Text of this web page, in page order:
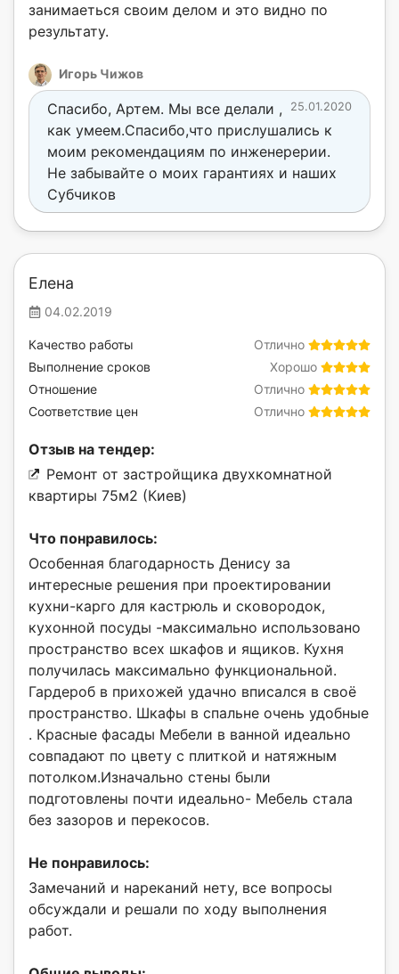
занимаеться своим делом и это видно по
результату.
Игорь Чижов
25.01.2020
Спасибо, Артем. Мы все делали ,
как умеем.Спасибо,что прислушались к
моим рекомендациям по инженерерии.
Не забывайте о моих гарантиях и наших
Субчиков
Елена
04.02.2019
Отлично
Качество работы
Хорошо
Выполнение сроков
Отлично
Отношение
Отлично
Соответствие цен
Отзыв на тендер:
Ремонт от застройщика двухкомнатной
квартиры 75м2 (Киев)
Что понравилось:
Особенная благодарность Денису за
интересные решения при проектировании
кухни-карго для кастрюль и сковородок,
кухонной посуды -максимально использовано
пространство всех шкафов и ящиков. Кухня
получилась максимально функциональной.
Гардероб в прихожей удачно вписался в своё
пространство. Шкафы в спальне очень удобные
. Красные фасады Мебели в ванной идеально
совпадают по цвету с плиткой и натяжным
потолком.Изначально стены были
подготовлены почти идеально- Мебель стала
без зазоров и перекосов.
Не понравилось:
Замечаний и нареканий нету, все вопросы
обсуждали и решали по ходу выполнения
работ.